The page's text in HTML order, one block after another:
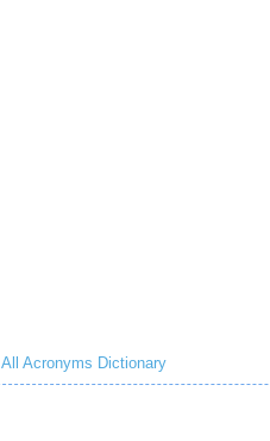
All Acronyms Dictionary